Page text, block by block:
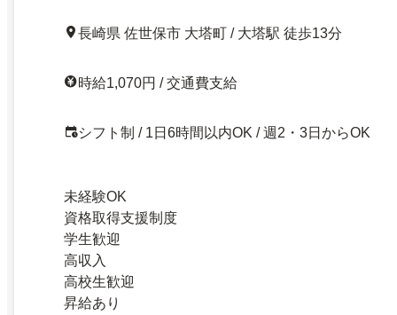
長崎県 佐世保市 大塔町 / 大塔駅 徒歩13分
時給1,070円 / 交通費支給
シフト制 / 1日6時間以内OK / 週2・3日からOK
未経験OK
資格取得支援制度
学生歓迎
高収入
高校生歓迎
昇給あり